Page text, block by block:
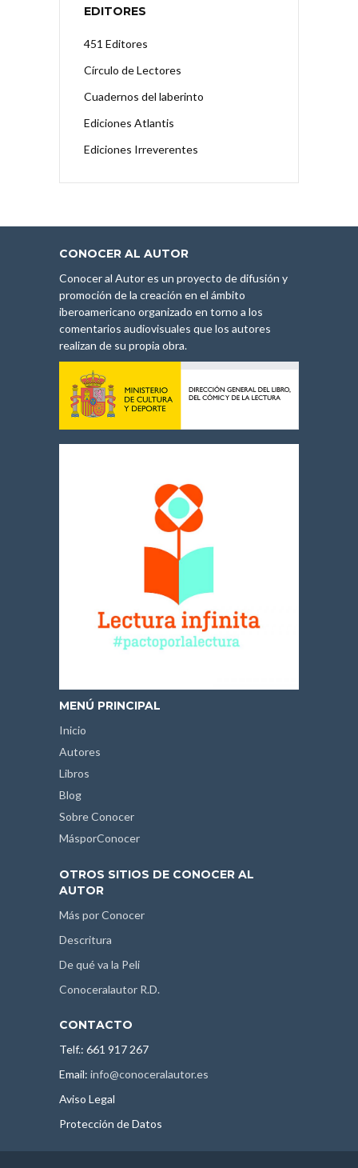
EDITORES
451 Editores
Círculo de Lectores
Cuadernos del laberinto
Ediciones Atlantis
Ediciones Irreverentes
CONOCER AL AUTOR
Conocer al Autor es un proyecto de difusión y
promoción de la creación en el ámbito
iberoamericano organizado en torno a los
comentarios audiovisuales que los autores
realizan de su propia obra.
MENÚ PRINCIPAL
Inicio
Autores
Libros
Blog
Sobre Conocer
MásporConocer
OTROS SITIOS DE CONOCER AL
AUTOR
Más por Conocer
Descritura
De qué va la Peli
Conoceralautor R.D.
CONTACTO
Telf.: 661 917 267
Email: info@conoceralautor.es
Aviso Legal
Protección de Datos